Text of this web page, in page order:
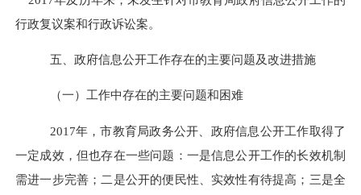
行政复议案和行政诉讼案。
五、政府信息公开工作存在的主要问题及改进措施
（一）工作中存在的主要问题和困难
2017年，市教育局政务公开、政府信息公开工作取得了
一定成效，但也存在一些问题：一是信息公开工作的长效机制
需进一步完善；二是公开的便民性、实效性有待提高；三是全